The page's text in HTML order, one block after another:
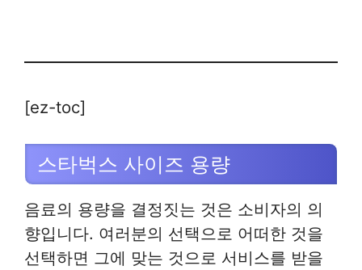
[ez-toc]
스타벅스 사이즈 용량
음료의 용량을 결정짓는 것은 소비자의 의
향입니다. 여러분의 선택으로 어떠한 것을
선택하면 그에 맞는 것으로 서비스를 받을